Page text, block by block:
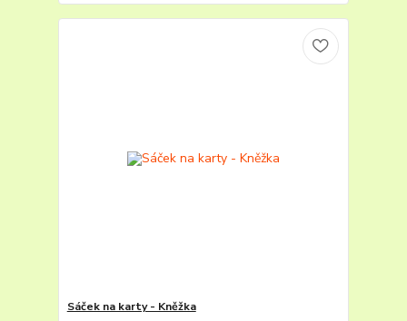
Sáček na karty - Kněžka